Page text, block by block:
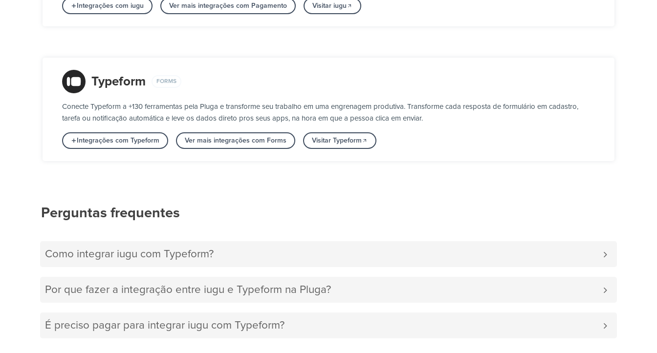
Integrações com iugu Ver mais integrações com Pagamento Visitar iugu
Typeform FORMS
Conecte Typeform a +130 ferramentas pela Pluga e transforme seu trabalho em uma engrenagem produtiva. Transforme cada resposta de formulário em cadastro,
tarefa ou notificação automática e leve os dados direto pros seus apps, na hora em que a pessoa clica em enviar.
Integrações com Typeform Ver mais integrações com Forms Visitar Typeform
Perguntas frequentes
Como integrar iugu com Typeform?
Por que fazer a integração entre iugu e Typeform na Pluga?
É preciso pagar para integrar iugu com Typeform?